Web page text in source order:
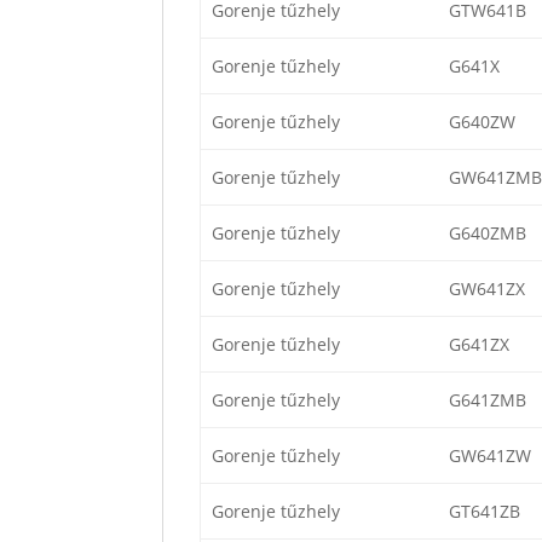
Gorenje tűzhely GTW641B
Gorenje tűzhely G641X
Gorenje tűzhely G640ZW
Gorenje tűzhely GW641ZMB
Gorenje tűzhely G640ZMB
Gorenje tűzhely GW641ZX
Gorenje tűzhely G641ZX
Gorenje tűzhely G641ZMB
Gorenje tűzhely GW641ZW
Gorenje tűzhely GT641ZB